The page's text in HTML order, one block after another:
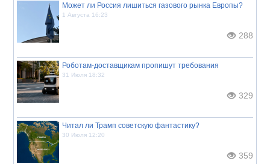
Может ли Россия лишиться газового рынка Европы?
1 Августа 16:23
288
Роботам-доставщикам пропишут требования
31 Июля 18:32
329
Читал ли Трамп советскую фантастику?
30 Июля 12:20
359